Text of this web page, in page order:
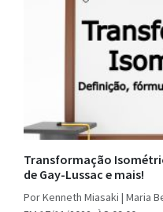
Transformação
de Gay-Lussac e mais!
Por Kenneth Miasaki | Maria